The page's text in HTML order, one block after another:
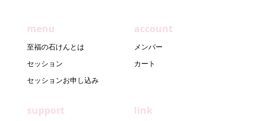
menu
至福の石けんとは
セッション
セッションお申し込み
account
メンバー
カート
support link